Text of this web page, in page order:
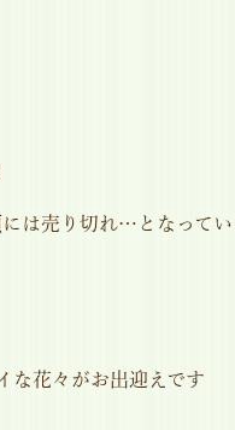
は売り切れ…となってい
な花々がお出迎えです